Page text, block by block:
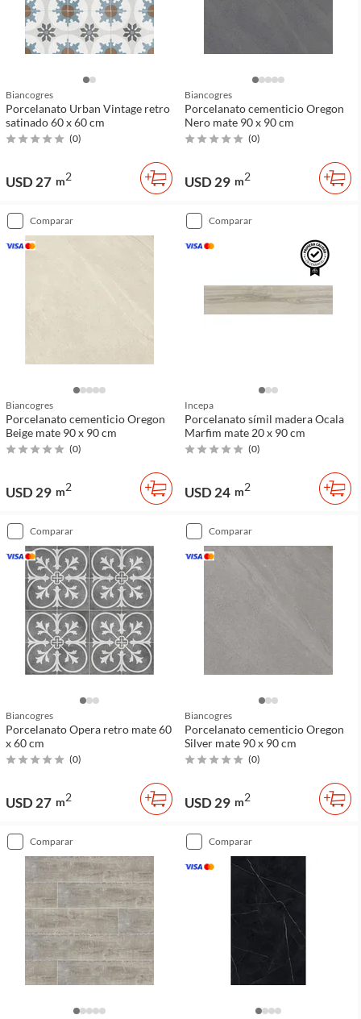
Biancogres
Porcelanato Urban Vintage retro
satinado 60 x 60 cm
(0)
USD 27 m2
Biancogres
Porcelanato cementicio Oregon
Nero mate 90 x 90 cm
(0)
USD 29 m2
comparar
Biancogres
Porcelanato cementicio Oregon
Beige mate 90 x 90 cm
(0)
USD 29 m2
comparar
Incepa
Porcelanato símil madera Ocala
Marfim mate 20 x 90 cm
(0)
USD 24 m2
comparar
Biancogres
Porcelanato Opera retro mate 60
x 60 cm
(0)
USD 27 m2
comparar
Biancogres
Porcelanato cementicio Oregon
Silver mate 90 x 90 cm
(0)
USD 29 m2
comparar comparar